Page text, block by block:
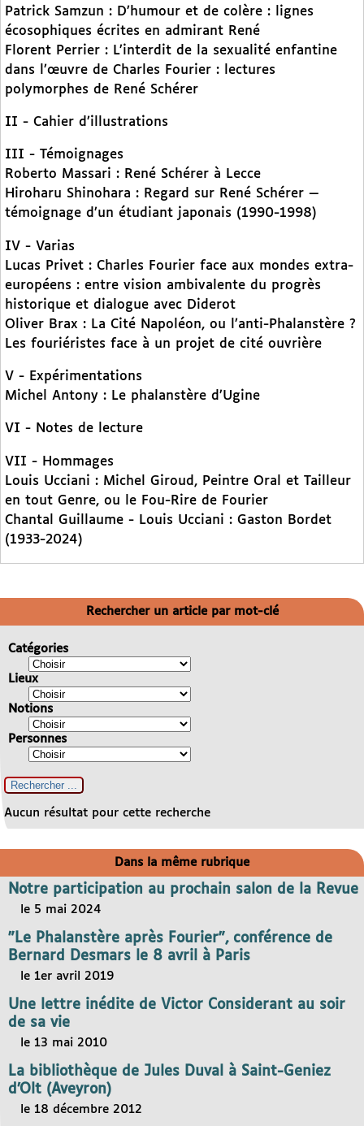
Patrick Samzun : D’humour et de colère : lignes
écosophiques écrites en admirant René
Florent Perrier : L’interdit de la sexualité enfantine
dans l’œuvre de Charles Fourier : lectures
polymorphes de René Schérer
II - Cahier d’illustrations
III - Témoignages
Roberto Massari : René Schérer à Lecce
Hiroharu Shinohara : Regard sur René Schérer —
témoignage d’un étudiant japonais (1990-1998)
IV - Varias
Lucas Privet : Charles Fourier face aux mondes extra-
européens : entre vision ambivalente du progrès
historique et dialogue avec Diderot
Oliver Brax : La Cité Napoléon, ou l’anti-Phalanstère ?
Les fouriéristes face à un projet de cité ouvrière
V - Expérimentations
Michel Antony : Le phalanstère d’Ugine
VI - Notes de lecture
VII - Hommages
Louis Ucciani : Michel Giroud, Peintre Oral et Tailleur
en tout Genre, ou le Fou-Rire de Fourier
Chantal Guillaume - Louis Ucciani : Gaston Bordet
(1933-2024)
Rechercher un article par mot-clé
Catégories
Lieux
Notions
Personnes
Aucun résultat pour cette recherche
Dans la même rubrique
Notre participation au prochain salon de la Revue
le 5 mai 2024
"Le Phalanstère après Fourier", conférence de
Bernard Desmars le 8 avril à Paris
le 1er avril 2019
Une lettre inédite de Victor Considerant au soir
de sa vie
le 13 mai 2010
La bibliothèque de Jules Duval à Saint-Geniez
d’Olt (Aveyron)
le 18 décembre 2012